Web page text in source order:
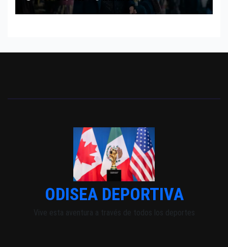
INDEPENDIENTE EUROPEO
ODISEA DEPORTIVA
Vive esta aventura a través de todos los deportes